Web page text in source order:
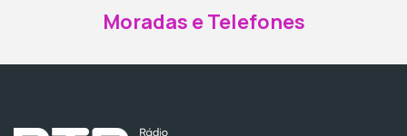
Moradas e Telefones